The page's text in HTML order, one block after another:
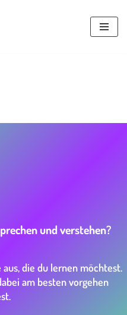
und verstehen?
die du lernen möchtest.
am besten vorgehen